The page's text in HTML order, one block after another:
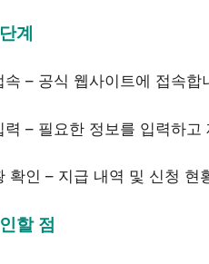
계
속 – 공식 웹사이트에 접속합
력 – 필요한 정보를 입력하고
확인 – 지급 내역 및 신청 현
할 점